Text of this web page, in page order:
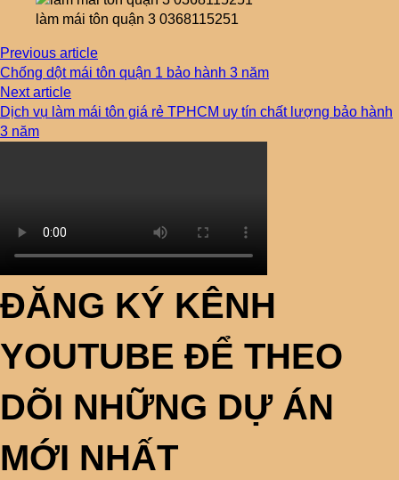
làm mái tôn quận 3 0368115251
Previous article
Chống dột mái tôn quận 1 bảo hành 3 năm
Next article
Dịch vụ làm mái tôn giá rẻ TPHCM uy tín chất lượng bảo hành
3 năm
ĐĂNG KÝ KÊNH
YOUTUBE ĐỂ THEO
DÕI NHỮNG DỰ ÁN
MỚI NHẤT